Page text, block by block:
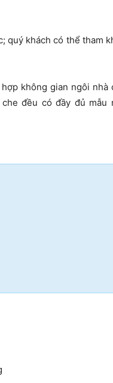
quý khách có thể tham
không gian ngôi nhà
đều có đầy đủ mẫu